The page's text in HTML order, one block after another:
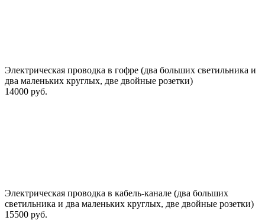
Электрическая проводка в гофре (два больших светильника и
два маленьких круглых, две двойные розетки)
14000 руб.
Электрическая проводка в кабель-канале (два больших
светильника и два маленьких круглых, две двойные розетки)
15500 руб.